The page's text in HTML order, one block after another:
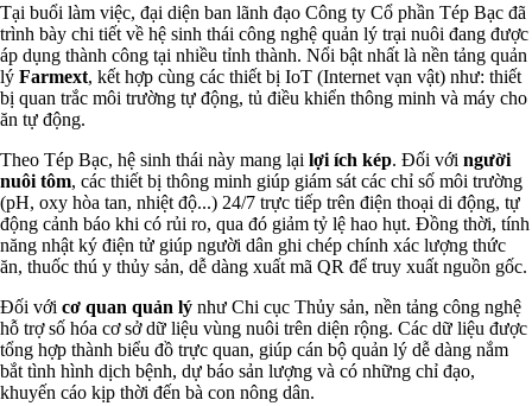
Tại buổi làm việc, đại diện ban lãnh đạo Công ty Cổ phần Tép Bạc đã
trình bày chi tiết về hệ sinh thái công nghệ quản lý trại nuôi đang được
áp dụng thành công tại nhiều tỉnh thành. Nổi bật nhất là nền tảng quản
lý Farmext, kết hợp cùng các thiết bị IoT (Internet vạn vật) như: thiết
bị quan trắc môi trường tự động, tủ điều khiển thông minh và máy cho
ăn tự động.
Theo Tép Bạc, hệ sinh thái này mang lại lợi ích kép. Đối với người
nuôi tôm, các thiết bị thông minh giúp giám sát các chỉ số môi trường
(pH, oxy hòa tan, nhiệt độ...) 24/7 trực tiếp trên điện thoại di động, tự
động cảnh báo khi có rủi ro, qua đó giảm tỷ lệ hao hụt. Đồng thời, tính
năng nhật ký điện tử giúp người dân ghi chép chính xác lượng thức
ăn, thuốc thú y thủy sản, dễ dàng xuất mã QR để truy xuất nguồn gốc.
Đối với cơ quan quản lý như Chi cục Thủy sản, nền tảng công nghệ
hỗ trợ số hóa cơ sở dữ liệu vùng nuôi trên diện rộng. Các dữ liệu được
tổng hợp thành biểu đồ trực quan, giúp cán bộ quản lý dễ dàng nắm
bắt tình hình dịch bệnh, dự báo sản lượng và có những chỉ đạo,
khuyến cáo kịp thời đến bà con nông dân.